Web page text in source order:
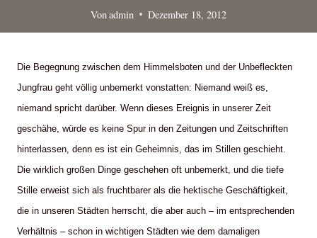
Von admin Dezember 18, 2012
Die Begegnung zwischen dem Himmelsboten und der Unbefleckten
Jungfrau geht völlig unbemerkt vonstatten: Niemand weiß es,
niemand spricht darüber. Wenn dieses Ereignis in unserer Zeit
geschähe, würde es keine Spur in den Zeitungen und Zeitschriften
hinterlassen, denn es ist ein Geheimnis, das im Stillen geschieht.
Die wirklich großen Dinge geschehen oft unbemerkt, und die tiefe
Stille erweist sich als fruchtbarer als die hektische Geschäftigkeit,
die in unseren Städten herrscht, die aber auch – im entsprechenden
Verhältnis – schon in wichtigen Städten wie dem damaligen